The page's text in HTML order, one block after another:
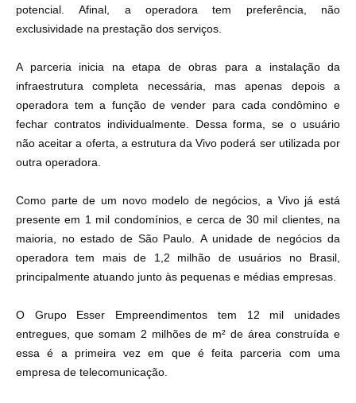
potencial.Afinal, a operadora tem preferência, não
exclusividade na prestação dos serviços.
A parceria inicia na etapa de obras para a instalação da
infraestrutura completa necessária, mas apenas depois a
operadora tem a função de vender para cada condômino e
fechar contratos individualmente. Dessa forma, se o usuário
não aceitar a oferta, a estrutura da Vivo poderá ser utilizada por
outra operadora.
Como parte de um novo modelo de negócios, a Vivo já está
presente em 1 mil condomínios, e cerca de 30 mil clientes, na
maioria, no estado de São Paulo.A unidade de negócios da
operadora tem mais de 1,2 milhão de usuários no Brasil,
principalmente atuando junto às pequenas e médias empresas.
O Grupo Esser Empreendimentos tem 12 mil unidades
entregues, que somam 2 milhões de m² de área construída e
essa é a primeira vez em que é feita parceria com uma
empresa de telecomunicação.